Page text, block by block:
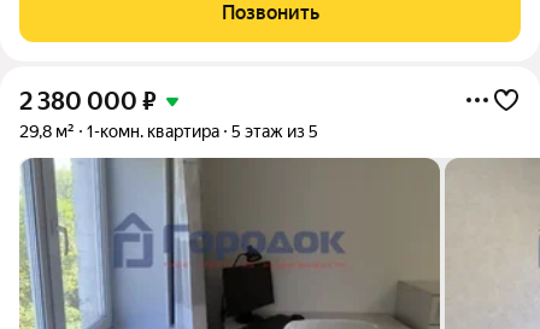
под себя. Хороший
Позвонить
2 380 000 ₽
29,8 м² 1-комн. квартира 5 этаж из 5